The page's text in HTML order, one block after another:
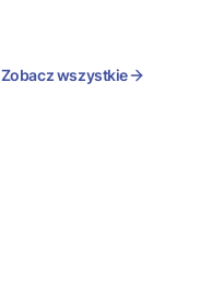
Zobacz wszystkie